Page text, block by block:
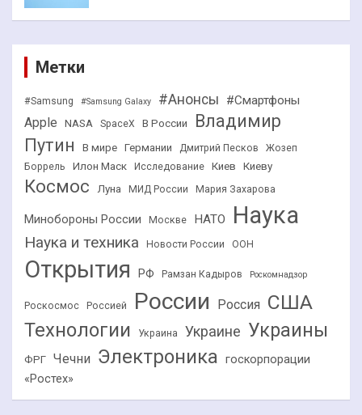
Метки
#Samsung #Samsung Galaxy #Анонсы #Смартфоны
Apple NASA SpaceX В России
Владимир
Путин
В мире Германии Дмитрий Песков
Жозеп
Боррель
Илон Маск Исследование Киев Киеву
Космос Луна МИД России Мария Захарова
Минобороны России Москве НАТО Наука
Наука и техника Новости России ООН
Открытия РФ Рамзан Кадыров Роскомнадзор
Роскосмос Россией России Россия США
Технологии Украина Украине Украины
ФРГ Чечни Электроника госкорпорации
«Ростех»